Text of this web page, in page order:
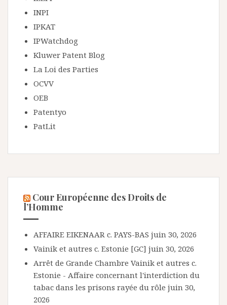
INPI
IPKAT
IPWatchdog
Kluwer Patent Blog
La Loi des Parties
OCVV
OEB
Patentyo
PatLit
Cour Européenne des Droits de
l’Homme
AFFAIRE EIKENAAR c. PAYS-BAS juin 30, 2026
Vainik et autres c. Estonie [GC] juin 30, 2026
Arrêt de Grande Chambre Vainik et autres c.
Estonie - Affaire concernant l'interdiction du
tabac dans les prisons rayée du rôle juin 30,
2026